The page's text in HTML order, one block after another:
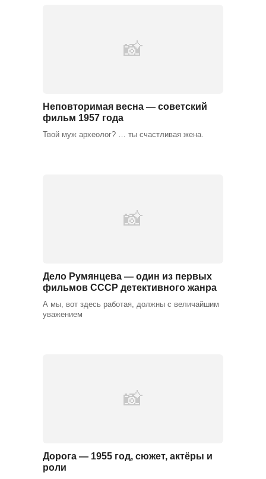
Неповторимая весна — советский
фильм 1957 года
Твой муж археолог? … ты счастливая жена.
Дело Румянцева — один из первых
фильмов СССР детективного жанра
А мы, вот здесь работая, должны с величайшим
уважением
Дорога — 1955 год, сюжет, актёры и
роли